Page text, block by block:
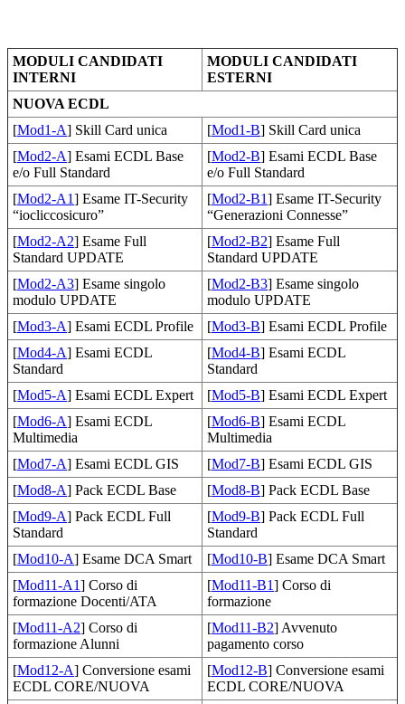
MODULI CANDIDATI
INTERNI
MODULI CANDIDATI
ESTERNI
NUOVA ECDL
[Mod1-A] Skill Card unica [Mod1-B] Skill Card unica
[Mod2-A] Esami ECDL Base
e/o Full Standard
[Mod2-B] Esami ECDL Base
e/o Full Standard
[Mod2-A1] Esame IT-Security
“iocliccosicuro”
[Mod2-B1] Esame IT-Security
“Generazioni Connesse”
[Mod2-A2] Esame Full
Standard UPDATE
[Mod2-B2] Esame Full
Standard UPDATE
[Mod2-A3] Esame singolo
modulo UPDATE
[Mod2-B3] Esame singolo
modulo UPDATE
[Mod3-A] Esami ECDL Profile [Mod3-B] Esami ECDL Profile
[Mod4-A] Esami ECDL
Standard
[Mod4-B] Esami ECDL
Standard
[Mod5-A] Esami ECDL Expert [Mod5-B] Esami ECDL Expert
[Mod6-A] Esami ECDL
Multimedia
[Mod6-B] Esami ECDL
Multimedia
[Mod7-A] Esami ECDL GIS [Mod7-B] Esami ECDL GIS
[Mod8-A] Pack ECDL Base [Mod8-B] Pack ECDL Base
[Mod9-A] Pack ECDL Full
Standard
[Mod9-B] Pack ECDL Full
Standard
[Mod10-A] Esame DCA Smart [Mod10-B] Esame DCA Smart
[Mod11-A1] Corso di
formazione Docenti/ATA
[Mod11-B1] Corso di
formazione
[Mod11-A2] Corso di
formazione Alunni
[Mod11-B2] Avvenuto
pagamento corso
[Mod12-A] Conversione esami
ECDL CORE/NUOVA
[Mod12-B] Conversione esami
ECDL CORE/NUOVA